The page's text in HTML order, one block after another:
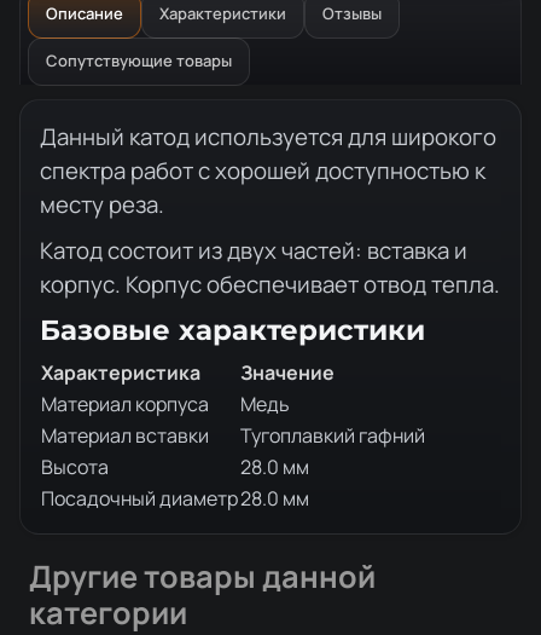
Описание Характеристики Отзывы
Сопутствующие товары
Описание товара
Данный катод используется для широкого
спектра работ с хорошей доступностью к
месту реза.
Катод состоит из двух частей: вставка и
корпус. Корпус обеспечивает отвод тепла.
Базовые характеристики
Характеристика
Значение
Материал корпуса
Медь
Материал вставки
Тугоплавкий гафний
Высота
28.0 мм
Посадочный диаметр28.0 мм
Другие товары данной
категории